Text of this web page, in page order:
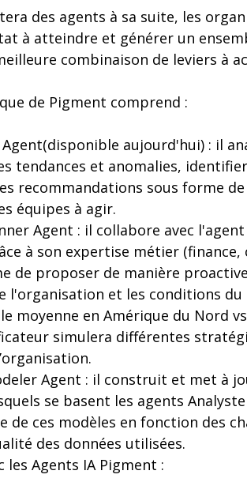
des agents à sa suite, les
à atteindre et générer un
combinaison de leviers à
de Pigment comprend :
aujourd'hui) : il
tendances et anomalies,
recommandations sous forme
équipes à agir.
Agent : il collabore avec
à son expertise métier
de proposer de manière
l'organisation et les conditions du
moyenne en Amérique du Nord
simulera différentes
Agent : il construit et met à
se basent les agents
de ces modèles en fonction des
des données utilisées.
les Agents IA Pigment :